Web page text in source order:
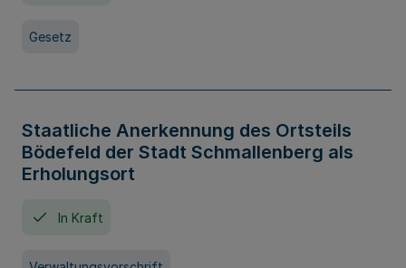
Gesetz
Staatliche Anerkennung des Ortsteils
Bödefeld der Stadt Schmallenberg als
Erholungsort
In Kraft